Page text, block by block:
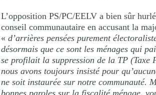
L’opposition PS/PC/EELV a bien sûr
conseil communautaire en accusant la
« d’arrières pensées purement
désormais que ce sont les ménages qui
se profilait la suppression de la TP (Taxe
nous avons toujours insisté pour
ne soit instaurée sur notre communauté.